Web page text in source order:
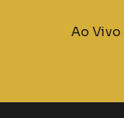
Ao Vivo